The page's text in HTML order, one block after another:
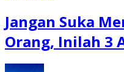
Jangan Suka
Orang, Inilah 3